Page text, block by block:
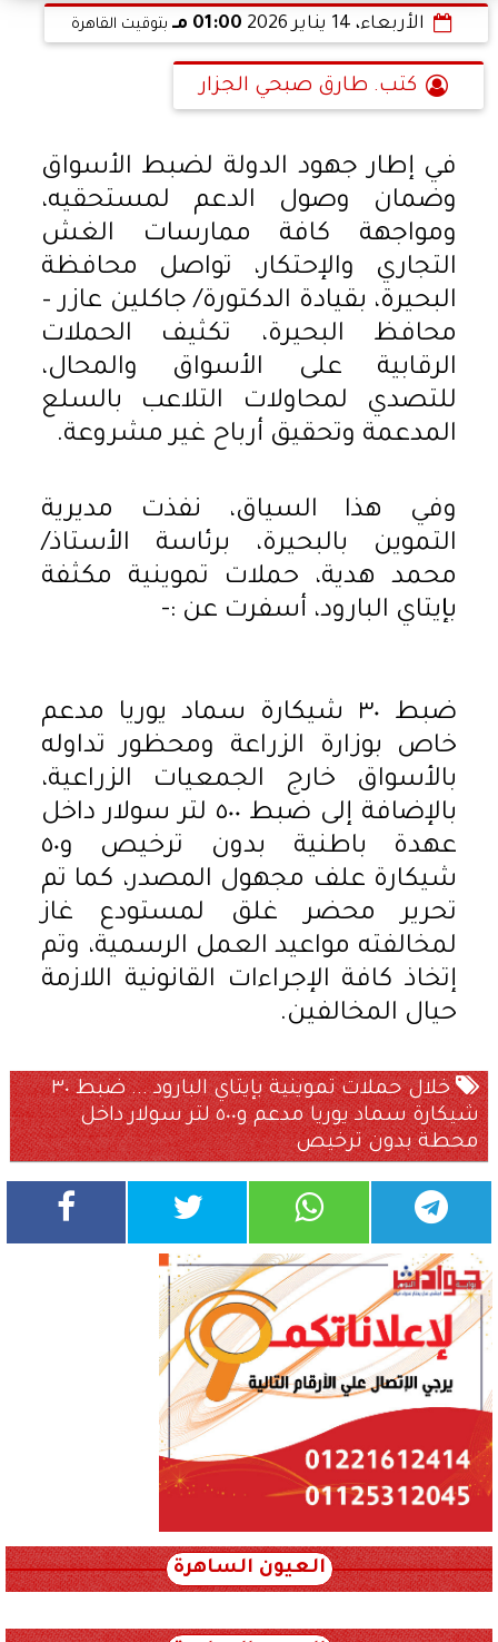
الأربعاء، 14 يناير 2026 01:00 مـ بتوقيت القاهرة
كتب. طارق صبحي الجزار
في إطار جهود الدولة لضبط الأسواق
وضمان وصول الدعم لمستحقيه،
ومواجهة كافة ممارسات الغش
التجاري والإحتكار، تواصل محافظة
البحيرة، بقيادة الدكتورة/ جاكلين عازر –
محافظ البحيرة، تكثيف الحملات
الرقابية على الأسواق والمحال،
للتصدي لمحاولات التلاعب بالسلع
المدعمة وتحقيق أرباح غير مشروعة.
وفي هذا السياق، نفذت مديرية
التموين بالبحيرة، برئاسة الأستاذ/
محمد هدية، حملات تموينية مكثفة
بإيتاي البارود، أسفرت عن :-
ضبط ٣٠ شيكارة سماد يوريا مدعم
خاص بوزارة الزراعة ومحظور تداوله
بالأسواق خارج الجمعيات الزراعية،
بالإضافة إلى ضبط ٥٠٠ لتر سولار داخل
عهدة باطنية بدون ترخيص و٥٠
شيكارة علف مجهول المصدر، كما تم
تحرير محضر غلق لمستودع غاز
لمخالفته مواعيد العمل الرسمية، وتم
إتخاذ كافة الإجراءات القانونية اللازمة
حيال المخالفين.
خلال حملات تموينية بإيتاي البارود ... ضبط ٣٠
شيكارة سماد يوريا مدعم و٥٠٠ لتر سولار داخل
محطة بدون ترخيص
العيون الساهرة